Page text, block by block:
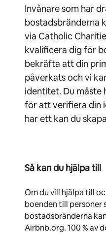
Invånare som har
bostadsbränderna
via Catholic
kvalificera dig för
bekräfta att din
påverkats och vi
identitet. Du
för att verifiera din
har ett kan du
Så kan du hjälpa till
Om du vill hjälpa till
boenden till personer
bostadsbränderna
Airbnb.org. 100 % av